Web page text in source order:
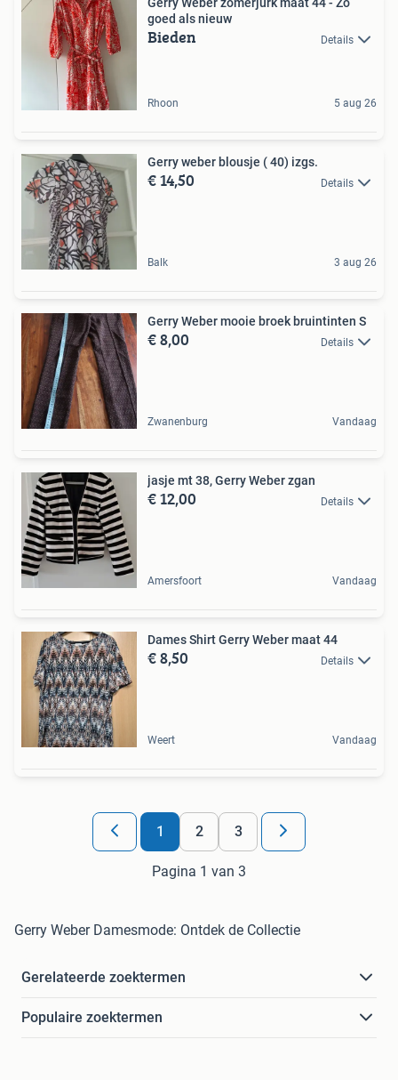
Gerry Weber zomerjurk maat 44 - Zo
goed als nieuw
Bieden Details
Rhoon 5 aug 26
Gerry weber blousje ( 40) izgs.
€ 14,50 Details
Balk 3 aug 26
Gerry Weber mooie broek bruintinten S
€ 8,00 Details
Zwanenburg Vandaag
jasje mt 38, Gerry Weber zgan
€ 12,00 Details
Amersfoort Vandaag
Dames Shirt Gerry Weber maat 44
€ 8,50 Details
Weert Vandaag
1 2 3
Pagina 1 van 3
Gerry Weber Damesmode: Ontdek de Collectie
Gerelateerde zoektermen
Populaire zoektermen